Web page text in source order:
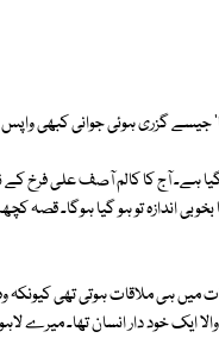
جیسے گزری ہوئی جوانی کبھی
ہے۔ آج کا کالم آصف علی فرخ
اندازہ تو ہو گیا ہوگا۔ قصہ
میں ہی ملاقات ہوتی تھی کیونکہ
ایک خود دار انسان تھا۔ میرے